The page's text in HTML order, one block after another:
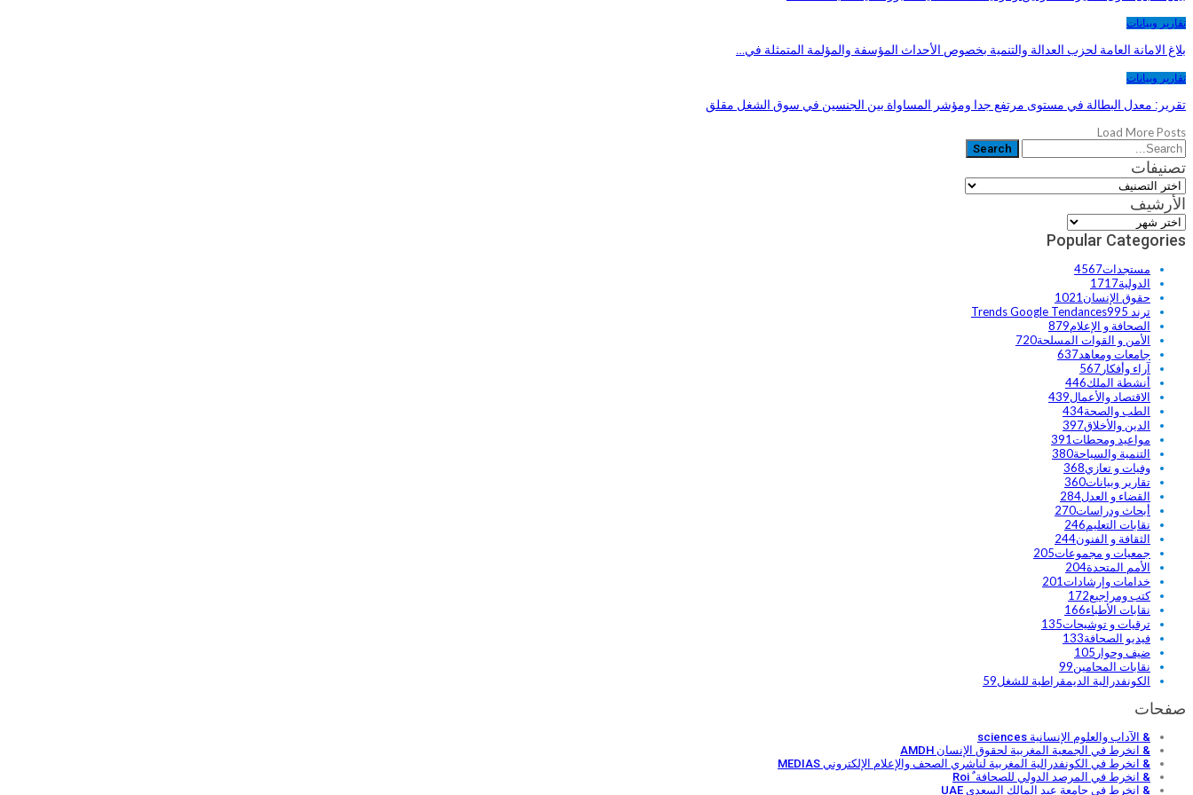
تقارير وبيانات
بلاغ الامانة العامة لحزب العدالة والتنمية بخصوص الأحداث المؤسفة والمؤلمة المتمثلة في…
تقارير وبيانات
تقرير: معدل البطالة في مستوى مرتفع جدا ومؤشر المساواة بين الجنسين في سوق الشغل مقلق
Load More Posts
تصنيفات
تصنيفات
الأرشيف
الأرشيف
Popular Categories
مستجدات4567
الدولية1717
حقوق الإنسان 1021
ترند Trends Google Tendances 995
الصحافة و الإعلام879
الأمن و القوات المسلحة720
جامعات ومعاهد637
آراء وأفكار 567
أنشطة الملك446
الاقتصاد والأعمال439
الطب والصحة434
الدين والأخلاق397
مواعيد ومحطات391
التنمية والسياحة380
وفيات و تعازي368
تقارير وبيانات360
القضاء و العدل284
أبحاث ودراسات270
نقابات التعليم246
الثقافة و الفنون244
جمعيات و مجموعات205
الأمم المتحدة204
خدامات وإرشادات201
كتب ومراجيع172
نقابات الأطباء166
ترقيات و توشيحات135
فيديو الصحافة133
ضيف وحوار 105
نقابات المحامين99
الكونفدرالية الديمقراطية للشغل59
صفحات
& الآداب والعلوم الإنسانية sciences
& انخرط في الجمعية المغربية لحقوق الإنسان AMDH
& انخرط في الكونفدرالية المغربية لناشري الصحف والإعلام الإلكتروني MEDIAS
& انخرط في المرصد الدولي للصحافة ٌ Roi
& انخرط في جامعة عبد المالك السعدي UAE